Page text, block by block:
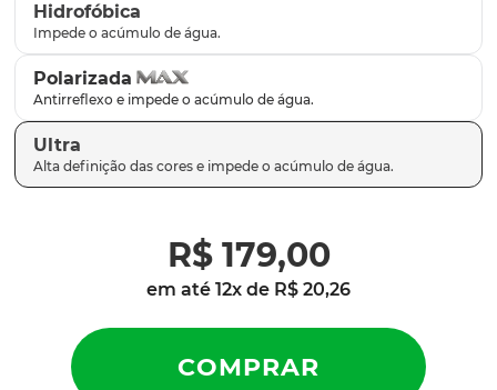
Hidrofóbica
Polarizada
Ultra
R$ 179,00
em até 12x de R$ 20,26